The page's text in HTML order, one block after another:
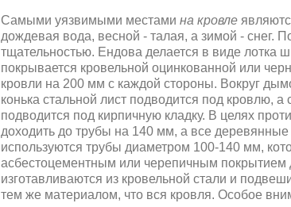
Самыми уязвимыми местами на кровле
дождевая вода, весной - талая, а зимой - снег.
тщательностью. Ендова делается в виде
покрывается кровельной оцинкованной или
кровли на 200 мм с каждой стороны. Вокруг
конька стальной лист подводится под кровлю,
подводится под кирпичную кладку. В целях
доходить до трубы на 140 мм, а все
используются трубы диаметром 100-140 мм,
асбестоцементным или черепичным покрытием
изготавливаются из кровельной стали и
тем же материалом, что вся кровля. Особое